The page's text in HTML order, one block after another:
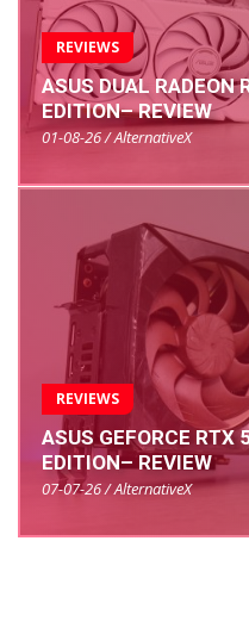
REVIEWS
ASUS DUAL RADEON
EDITION– REVIEW
01-08-26 / AlternativeX
REVIEWS
ASUS GEFORCE RTX
EDITION– REVIEW
07-07-26 / AlternativeX